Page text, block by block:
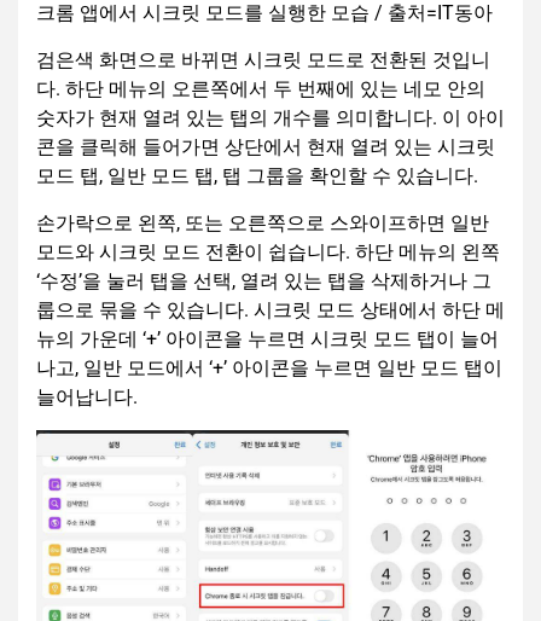
크롬 앱에서 시크릿 모드를 실행한 모습 / 출처=IT동아
검은색 화면으로 바뀌면 시크릿 모드로 전환된 것입니
다. 하단 메뉴의 오른쪽에서 두 번째에 있는 네모 안의
숫자가 현재 열려 있는 탭의 개수를 의미합니다. 이 아이
콘을 클릭해 들어가면 상단에서 현재 열려 있는 시크릿
모드 탭, 일반 모드 탭, 탭 그룹을 확인할 수 있습니다.
손가락으로 왼쪽, 또는 오른쪽으로 스와이프하면 일반
모드와 시크릿 모드 전환이 쉽습니다. 하단 메뉴의 왼쪽
‘수정’을 눌러 탭을 선택, 열려 있는 탭을 삭제하거나 그
룹으로 묶을 수 있습니다. 시크릿 모드 상태에서 하단 메
뉴의 가운데 ‘+’ 아이콘을 누르면 시크릿 모드 탭이 늘어
나고, 일반 모드에서 ‘+’ 아이콘을 누르면 일반 모드 탭이
늘어납니다.